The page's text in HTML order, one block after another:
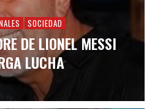
SOCIEDAD
DE LIONEL MESSI
LUCHA